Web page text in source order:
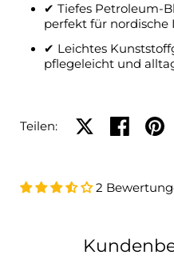
✔ Tiefes Petroleum-
perfekt für nordische
✔ Leichtes
pflegeleicht und
Teilen: Auf X teilen
Auf Auf
2